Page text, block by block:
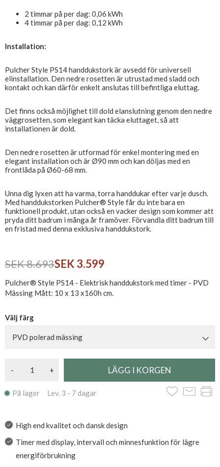
2 timmar på per dag: 0,06 kWh
4 timmar på per dag: 0,12 kWh
Installation:
Pulcher Style PS14 handdukstork är avsedd för universell
elinstallation. Den nedre rosetten är utrustad med sladd och
kontakt och kan därför enkelt anslutas till befintliga eluttag.
Det finns också möjlighet till dold elanslutning genom den nedre
väggrosetten, som elegant kan täcka eluttaget, så att
installationen är dold.
Den nedre rosetten är utformad för enkel montering med en
elegant installation och är Ø90 mm och kan döljas med en
frontlåda på Ø60-68 mm.
Unna dig lyxen att ha varma, torra handdukar efter varje dusch.
Med handdukstorken Pulcher® Style får du inte bara en
funktionell produkt, utan också en vacker design som kommer att
pryda ditt badrum i många år framöver. Förvandla ditt badrum till
en fristad med denna exklusiva handdukstork.
SEK 8.693SEK 3.599
Pulcher® Style PS14 - Elektrisk handdukstork med timer - PVD
Mässing Mått: 10 x 13 x160h cm.
Välj färg
PVD polerad mässing
- +
På lager Lev. 3 - 7 dagar
High end kvalitet och dansk design
Timer med display, intervall och minnesfunktion för lägre
energiförbrukning